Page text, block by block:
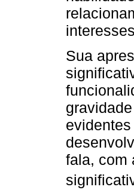
Sua
fala, com